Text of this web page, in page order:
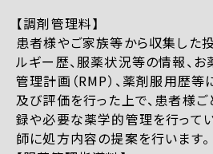
【調剤管理料】
患者様やご家族等から収集した
ルギー歴、服薬状況等の情報、お
管理計画（RMP）、薬剤服用歴等
及び評価を行った上で、患者様
録や必要な薬学的管理を行って
師に処方内容の提案を行います。